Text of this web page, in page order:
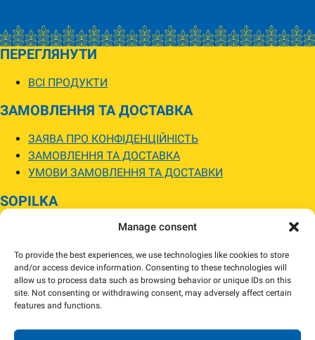
Manage consent
To provide the best experiences, we use technologies like cookies to store
and/or access device information. Consenting to these technologies will
allow us to process data such as browsing behavior or unique IDs on this
site. Not consenting or withdrawing consent, may adversely affect certain
features and functions.
ПЕРЕГЛЯНУТИ
ВСІ ПРОДУКТИ
ЗАМОВЛЕННЯ ТА ДОСТАВКА
ЗАЯВА ПРО КОНФІДЕНЦІЙНІСТЬ
ЗАМОВЛЕННЯ ТА ДОСТАВКА
УМОВИ ЗАМОВЛЕННЯ ТА ДОСТАВКИ
SOPILKA
МАГАЗИНИ SOPILKA
НОВИНИ
Зображення товарів на вебсайті можуть відрізнятися від їхнього